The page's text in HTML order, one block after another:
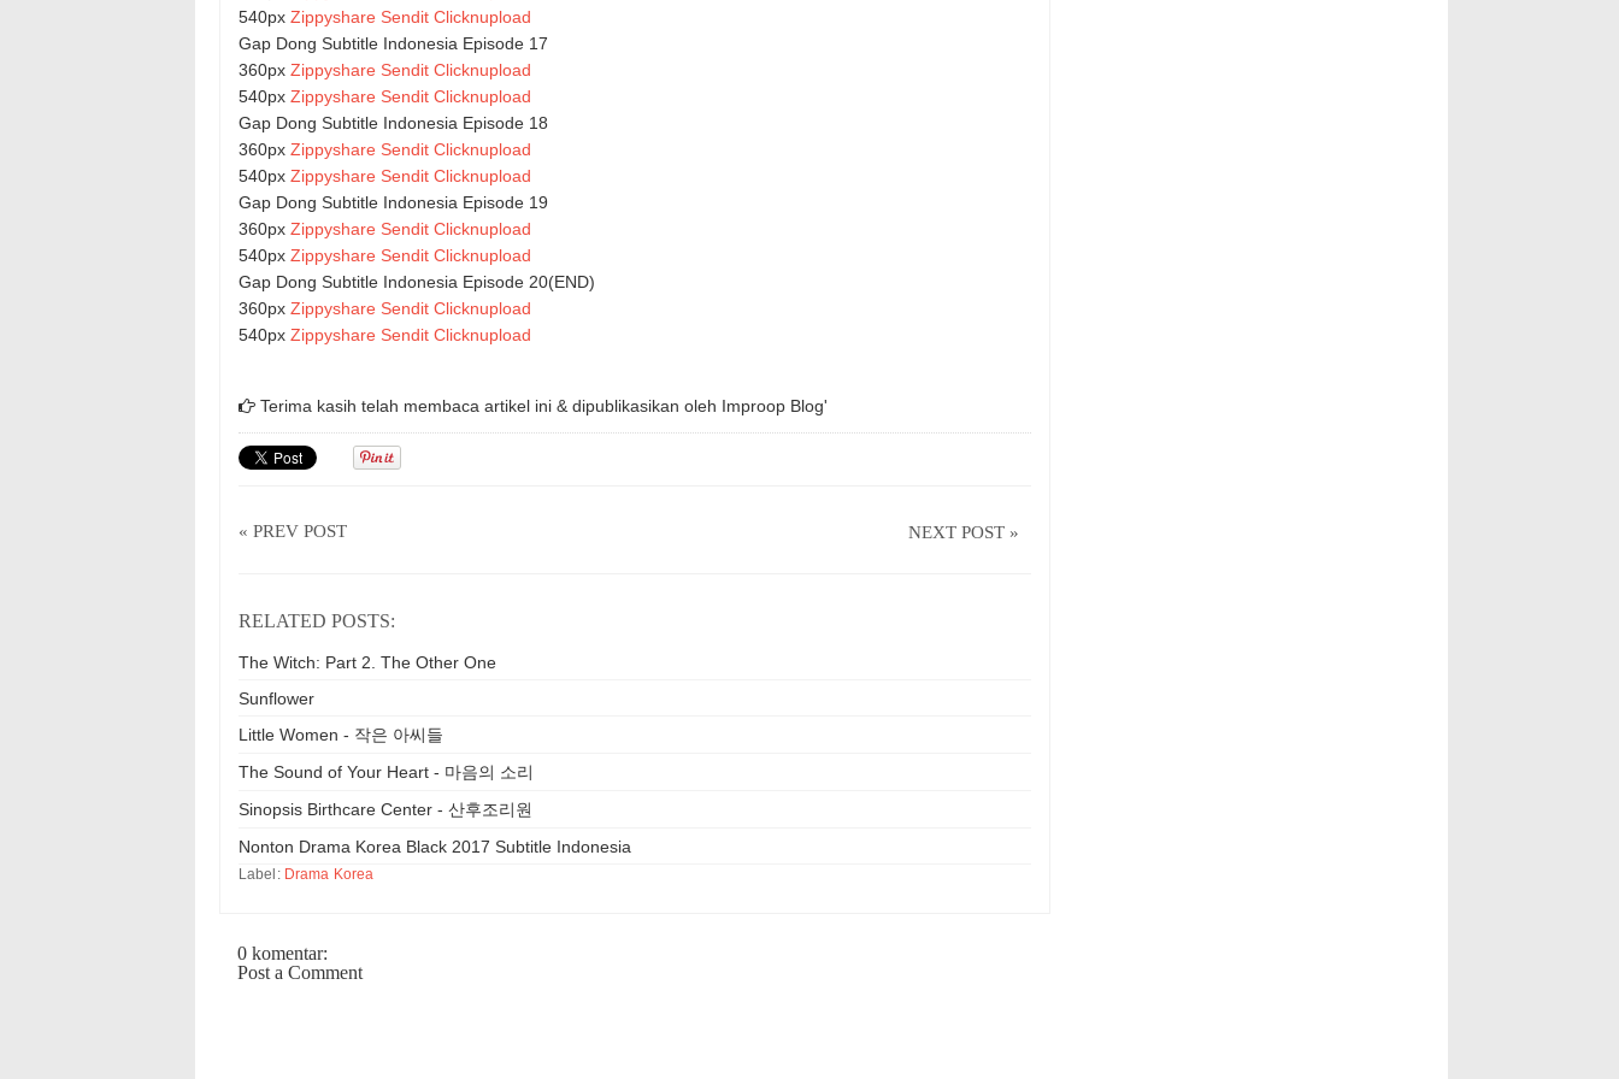
540px Zippyshare Sendit Clicknupload
Gap Dong Subtitle Indonesia Episode 17
360px Zippyshare Sendit Clicknupload
540px Zippyshare Sendit Clicknupload
Gap Dong Subtitle Indonesia Episode 18
360px Zippyshare Sendit Clicknupload
540px Zippyshare Sendit Clicknupload
Gap Dong Subtitle Indonesia Episode 19
360px Zippyshare Sendit Clicknupload
540px Zippyshare Sendit Clicknupload
Gap Dong Subtitle Indonesia Episode 20(END)
360px Zippyshare Sendit Clicknupload
540px Zippyshare Sendit Clicknupload
Terima kasih telah membaca artikel ini & dipublikasikan oleh Improop Blog'
« PREV POST NEXT POST »
RELATED POSTS:
The Witch: Part 2. The Other One
Sunflower
Little Women - 작은 아씨들
The Sound of Your Heart - 마음의 소리
Sinopsis Birthcare Center - 산후조리원
Nonton Drama Korea Black 2017 Subtitle Indonesia
Label: Drama Korea
0 komentar:
Post a Comment